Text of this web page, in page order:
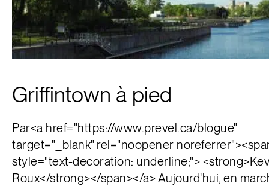
English
Griffintown à pied
Par<a href="https://www.prevel.ca/blogue"
target="_blank" rel="noopener
style="text-decoration: underline;">
Roux</strong></span></a> Aujourd'hui, en